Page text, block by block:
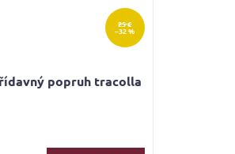
25 €
–32 %
popruh tracolla